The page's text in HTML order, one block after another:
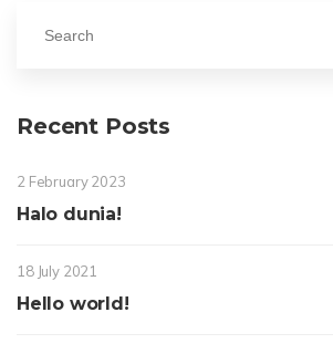
Recent Posts
2 February 2023
Halo dunia!
18 July 2021
Hello world!
ChoirDelapan